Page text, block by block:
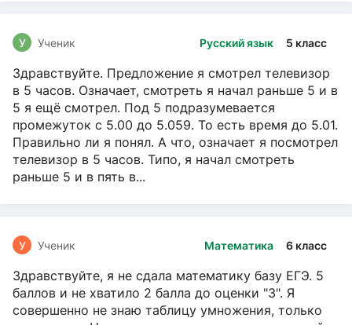
Русский язык 5 класс
У Ученик
Здравствуйте. Предложение я смотрел телевизор
в 5 часов. Означает, смотреть я начал раньше 5 и в
5 я ещё смотрел. Под 5 подразумевается
промежуток с 5.00 до 5.059. То есть время до 5.01.
Правильно ли я понял. А что, означает я посмотрел
телевизор в 5 часов. Типо, я начал смотреть
раньше 5 и в пять в...
Математика 6 класс
У Ученик
Здравствуйте, я не сдала математику базу ЕГЭ. 5
баллов и не хватило 2 балла до оценки "3". Я
совершенно не знаю таблицу умножения, только